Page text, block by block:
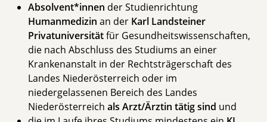
Absolvent*innen der Studienrichtung
Humanmedizin an der Karl Landsteiner
Privatuniversitätfür Gesundheitswissenschaften,
die nach Abschluss des Studiums an einer
Krankenanstalt in der Rechtsträgerschaft des
Landes Niederösterreich oder im
niedergelassenen Bereich des Landes
Niederösterreich als Arzt/Ärztin tätig sind und